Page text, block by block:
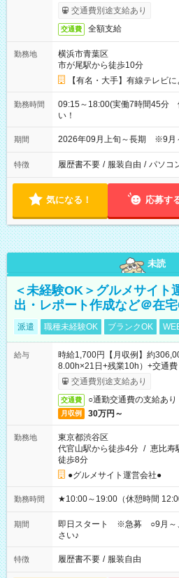
交通費別途支給あり
交通費 全額支給
勤務地
横浜市青葉区
市が尾駅から徒歩10分
【有名・大手】有線テレビ
勤務時間
09:15～18:00(実働7時間45分
い！
期間 2026年09月上旬～長期 ※9月
特徴 履歴書不要 / 服装自由 / パソコ
気になる！ 応募す
未読
＜未経験OK＞グルメサイト
出・レポート作成など＠在
派遣 職種未経験OK ブランクOK
給与
時給1,700円【月収例】約
8.00h×21日+残業10h）+交通費
交通費別途支給あり
交通費 ○通勤交通費の支給あり
月収例 30万円～
勤務地
東京都渋谷区
代官山駅から徒歩4分 / 恵比寿
徒歩8分
●グルメサイト運営会社●
勤務時間 ★10:00～19:00（休憩時間
期間
即日スタート ※急募 ○9月～
さい♪
特徴 履歴書不要 / 服装自由